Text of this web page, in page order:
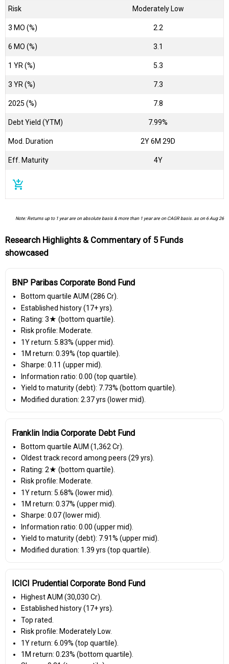
Risk Moderately Low
3 MO (%) 2.2
6 MO (%) 3.1
1 YR (%) 5.3
3 YR (%) 7.3
2025 (%) 7.8
Debt Yield (YTM) 7.99%
Mod. Duration 2Y 6M 29D
Eff. Maturity 4Y
add_shopping_cart
Note: Returns up to 1 year are on absolute basis & more than 1 year are on CAGR basis. as on 6 Aug 26
Research Highlights & Commentary of 5 Funds
showcased
BNP Paribas Corporate Bond Fund
Bottom quartile AUM (₹286 Cr).
Established history (17+ yrs).
Rating: 3★ (bottom quartile).
Risk profile: Moderate.
1Y return: 5.83% (upper mid).
1M return: 0.39% (top quartile).
Sharpe: 0.11 (upper mid).
Information ratio: 0.00 (top quartile).
Yield to maturity (debt): 7.73% (bottom quartile).
Modified duration: 2.37 yrs (lower mid).
Franklin India Corporate Debt Fund
Bottom quartile AUM (₹1,362 Cr).
Oldest track record among peers (29 yrs).
Rating: 2★ (bottom quartile).
Risk profile: Moderate.
1Y return: 5.68% (lower mid).
1M return: 0.37% (upper mid).
Sharpe: 0.07 (lower mid).
Information ratio: 0.00 (upper mid).
Yield to maturity (debt): 7.91% (upper mid).
Modified duration: 1.39 yrs (top quartile).
ICICI Prudential Corporate Bond Fund
Highest AUM (₹30,030 Cr).
Established history (17+ yrs).
Top rated.
Risk profile: Moderately Low.
1Y return: 6.09% (top quartile).
1M return: 0.23% (bottom quartile).